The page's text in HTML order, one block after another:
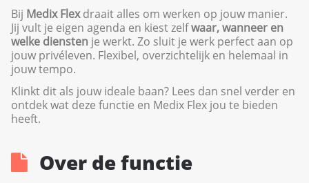
Bij Medix Flex draait alles om werken op jouw manier.
Jij vult je eigen agenda en kiest zelfwaar, wanneer en
welke diensten je werkt. Zo sluit je werk perfect aan op
jouw privéleven. Flexibel, overzichtelijk en helemaal in
jouw tempo.
Klinkt dit als jouw ideale baan? Lees dan snel verder en
ontdek wat deze functie en Medix Flex jou te bieden
heeft.
Over de functie